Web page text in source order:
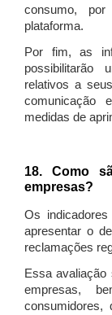
consumo,
plataforma.
Por fim, as
possibilitarão
relativos a
comunicação
medidas de
18. Como
empresas?
Os
apresentar o
reclamações
Essa avaliação
empresas,